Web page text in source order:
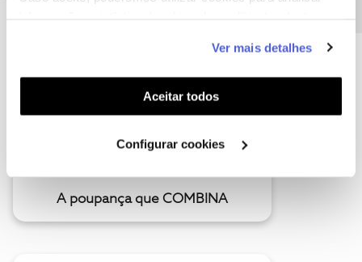
funcionalidades (cookies de personalização e
funcionalidade) e adaptar anúncios aos seus interesses
(cookies de publicidade personalizada). Pode gerir a
utilização dos cookies clicando em "Configurar
Ver mais detalhes
Aceitar todos
Configurar cookies
A poupança que COMBINA